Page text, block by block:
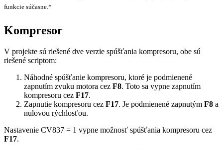
funkcie súčasne.*
Kompresor
V projekte sú riešené dve verzie spúšťania kompresoru, obe sú
riešené scriptom:
Náhodné spúšťanie kompresoru, ktoré je podmienené
zapnutím zvuku motora cez F8. Toto sa vypne zapnutím
kompresoru cez F17.
Zapnutie kompresoru cez F17. Je podmienené zapnutým F8 a
nulovou rýchlosťou.
Nastavenie CV837 = 1 vypne možnosť spúšťania kompresoru cez
F17.